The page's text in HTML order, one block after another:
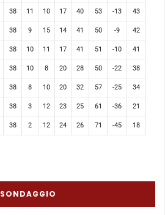
38 11 10 17 40 53 -13 43
38 9 15 14 41 50 -9 42
38 10 11 17 41 51 -10 41
38 10 8 20 28 50 -22 38
38 8 10 20 32 57 -25 34
38 3 12 23 25 61 -36 21
38 2 12 24 26 71 -45 18
SONDAGGIO